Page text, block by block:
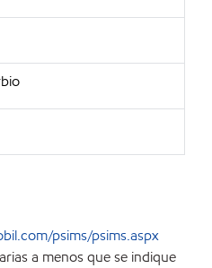
psims/psims.aspx
a menos que se indique